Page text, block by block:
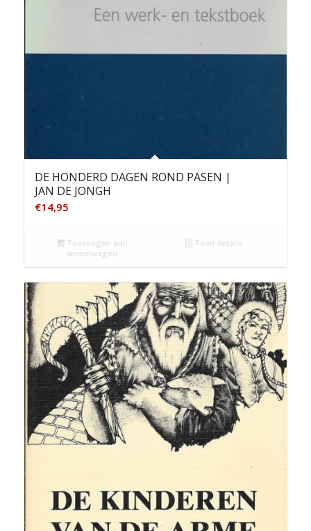
DE HONDERD DAGEN ROND PASEN |
JAN DE JONGH
€14,95
Toevoegen aan
winkelwagen
Toon details